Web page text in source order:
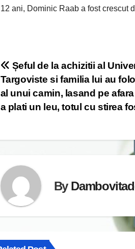
12 ani, Dominic Raab a fost crescut
Post
navigation
Șeful de la achizitii al
Targoviste si familia lui au
al unui camin, lasand pe
a plati un leu, totul cu stirea
By